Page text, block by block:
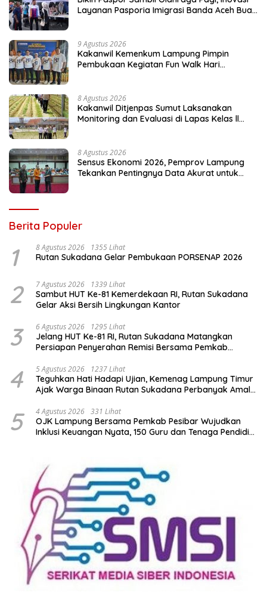
Layanan Pasporia Imigrasi Banda Aceh Buat
9 Agustus 2026
Kakanwil Kemenkum Lampung Pimpin
Pembukaan Kegiatan Fun Walk Hari
8 Agustus 2026
Kakanwil Ditjenpas Sumut Laksanakan
Monitoring dan Evaluasi di Lapas Kelas ll
8 Agustus 2026
Sensus Ekonomi 2026, Pemprov Lampung
Tekankan Pentingnya Data Akurat untuk
Berita Populer
1 8 Agustus 2026 1355 Lihat
Rutan Sukadana Gelar Pembukaan PORSENAP 2026
2 7 Agustus 2026 1339 Lihat
Sambut HUT Ke-81 Kemerdekaan RI, Rutan Sukadana
Gelar Aksi Bersih Lingkungan Kantor
3 6 Agustus 2026 1295 Lihat
Jelang HUT Ke-81 RI, Rutan Sukadana Matangkan
Persiapan Penyerahan Remisi Bersama Pemkab
4 5 Agustus 2026 1237 Lihat
Teguhkan Hati Hadapi Ujian, Kemenag Lampung Timur
Ajak Warga Binaan Rutan Sukadana Perbanyak Amal
5 4 Agustus 2026 331 Lihat
OJK Lampung Bersama Pemkab Pesibar Wujudkan
Inklusi Keuangan Nyata, 150 Guru dan Tenaga Pendidik